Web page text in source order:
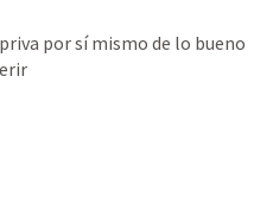
por sí mismo de lo bueno